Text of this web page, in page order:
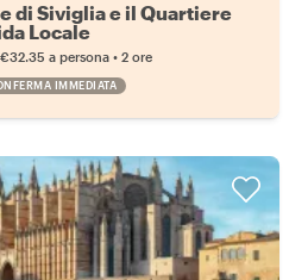
di Siviglia e il Quartiere
Locale
€32.35 a persona • 2 ore
IMMEDIATA